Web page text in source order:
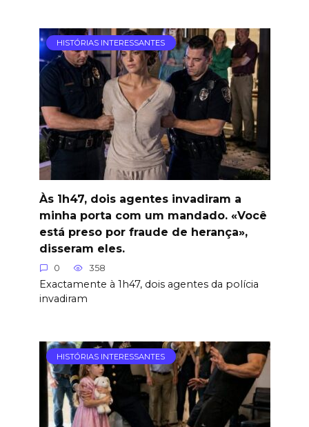
HISTÓRIAS INTERESSANTES
Às 1h47, dois agentes invadiram a
minha porta com um mandado. «Você
está preso por fraude de herança»,
disseram eles.
0 358
Exactamente à 1h47, dois agentes da polícia
invadiram
HISTÓRIAS INTERESSANTES